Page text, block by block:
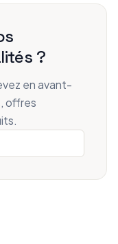
?
en avant-
offres